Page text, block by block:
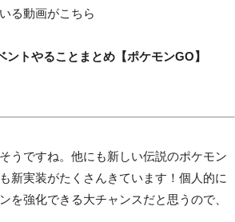
る動画がこちら
トやることまとめ【ポケモンGO】
うですね。他にも新しい伝説のポケモン
新実装がたくさんきています！個人的に
を強化できる大チャンスだと思うので、